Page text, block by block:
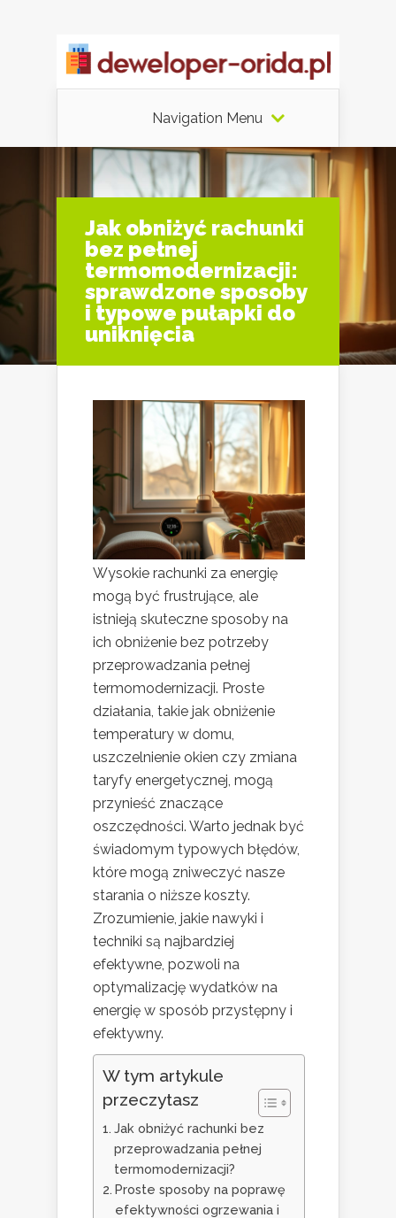
Navigation Menu
Jak obniżyć rachunki
bez pełnej
termomodernizacji:
sprawdzone sposoby
i typowe pułapki do
uniknięcia
Wysokie rachunki za energię
mogą być frustrujące, ale
istnieją skuteczne sposoby na
ich obniżenie bez potrzeby
przeprowadzania pełnej
termomodernizacji. Proste
działania, takie jak obniżenie
temperatury w domu,
uszczelnienie okien czy zmiana
taryfy energetycznej, mogą
przynieść znaczące
oszczędności. Warto jednak być
świadomym typowych błędów,
które mogą zniweczyć nasze
starania o niższe koszty.
Zrozumienie, jakie nawyki i
techniki są najbardziej
efektywne, pozwoli na
optymalizację wydatków na
energię w sposób przystępny i
efektywny.
W tym artykule
przeczytasz
Jak obniżyć rachunki bez
przeprowadzania pełnej
termomodernizacji?
Proste sposoby na poprawę
efektywności ogrzewania i